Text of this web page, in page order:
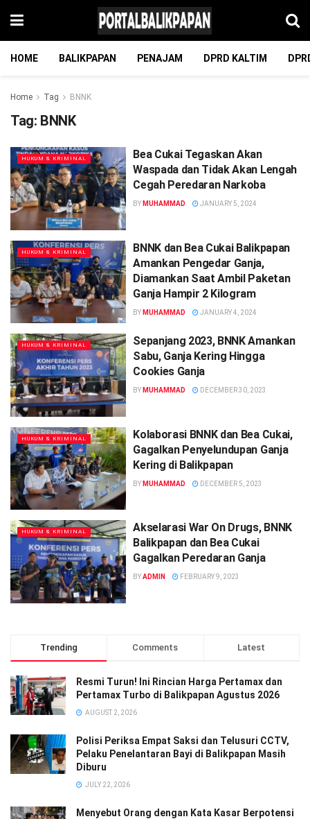
HOME BALIKPAPAN PENAJAM DPRD KALTIM
Home Tag BNNK
Tag: BNNK
HUKUM & KRIMINAL
Bea Cukai Tegaskan Akan
Waspada dan Tidak Akan Lengah
Cegah Peredaran Narkoba
BY MUHAMMAD JANUARY 5, 2024
HUKUM & KRIMINAL
BNNK dan Bea Cukai Balikpapan
Amankan Pengedar Ganja,
Diamankan Saat Ambil Paketan
Ganja Hampir 2 Kilogram
BY MUHAMMAD JANUARY 4, 2024
HUKUM & KRIMINAL
Sepanjang 2023, BNNK Amankan
Sabu, Ganja Kering Hingga
Cookies Ganja
BY MUHAMMAD DECEMBER 30, 2023
HUKUM & KRIMINAL
Kolaborasi BNNK dan Bea Cukai,
Gagalkan Penyelundupan Ganja
Kering di Balikpapan
BY MUHAMMAD DECEMBER 5, 2023
HUKUM & KRIMINAL
Akselarasi War On Drugs, BNNK
Balikpapan dan Bea Cukai
Gagalkan Peredaran Ganja
BYADMIN FEBRUARY 9, 2023
Trending Comments Latest
Resmi Turun! Ini Rincian Harga Pertamax dan
Pertamax Turbo di Balikpapan Agustus 2026
AUGUST 2, 2026
Polisi Periksa Empat Saksi dan Telusuri CCTV,
Pelaku Penelantaran Bayi di Balikpapan Masih
Diburu
JULY 22, 2026
Menyebut Orang dengan Kata Kasar Berpotensi